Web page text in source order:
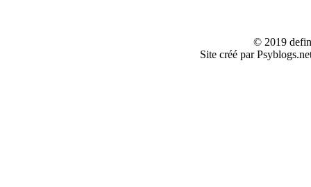
© 2019
Site créé par